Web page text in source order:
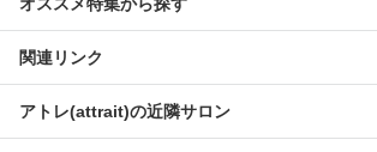
関連リンク
アトレ(attrait)の近隣サロン